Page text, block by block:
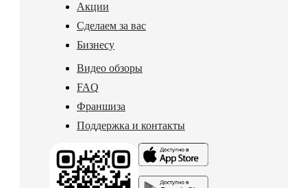
Акции
Сделаем за вас
Бизнесу
Видео обзоры
FAQ
Франшиза
Поддержка и контакты